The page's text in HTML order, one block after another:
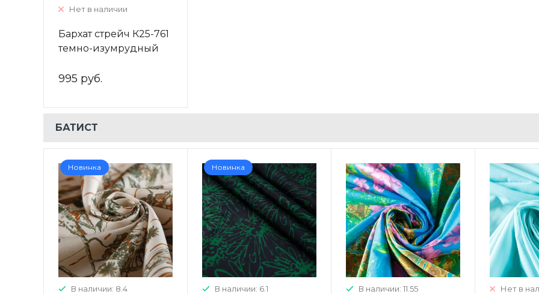
Нет в наличии
Бархат стрейч К25-761
темно-изумрудный
995 руб.
БАТИСТ
Новинка
В наличии: 8.4
Новинка
В наличии: 6.1 В наличии: 11.55 Нет в